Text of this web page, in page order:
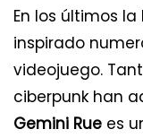
En los últimos
inspirado
videojuego.
ciberpunk han
Gemini Rue es